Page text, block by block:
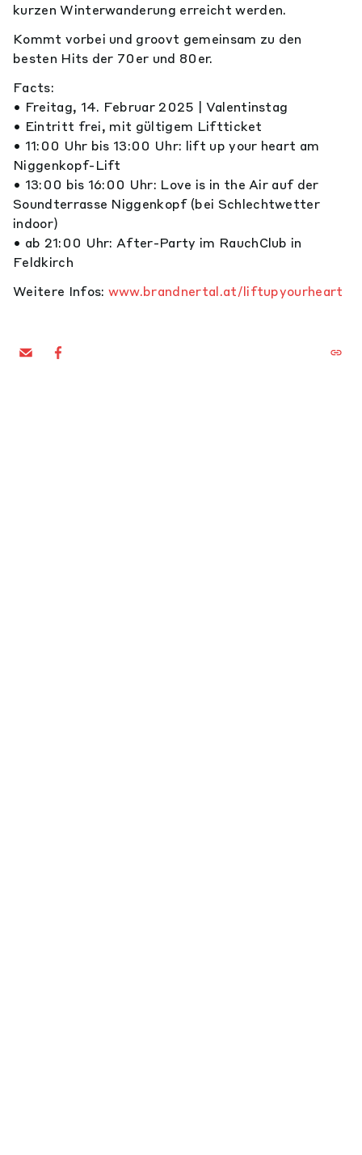
kurzen Winterwanderung erreicht werden.
Kommt vorbei und groovt gemeinsam zu den
besten Hits der 70er und 80er.
Facts:
• Freitag, 14. Februar 2025 | Valentinstag
• Eintritt frei, mit gültigem Liftticket
• 11:00 Uhr bis 13:00 Uhr: lift up your heart am
Niggenkopf-Lift
• 13:00 bis 16:00 Uhr: Love is in the Air auf der
Soundterrasse Niggenkopf (bei Schlechtwetter
indoor)
• ab 21:00 Uhr: After-Party im RauchClub in
Feldkirch
Weitere Infos: www.brandnertal.at/liftupyourheart